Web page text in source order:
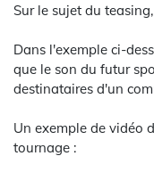
Sur le sujet du
Dans l'exemple ci-
que le son du futur
destinataires d'un
Un exemple de vidéo
tournage :